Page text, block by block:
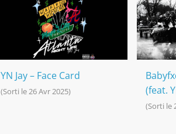
YN Jay – Face Card
(Sorti le 26 Avr 2025)
(feat.
(Sorti le